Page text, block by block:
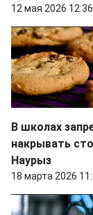
12 мая 2026 12:36
В школах
накрывать
Наурыз
18 марта 2026